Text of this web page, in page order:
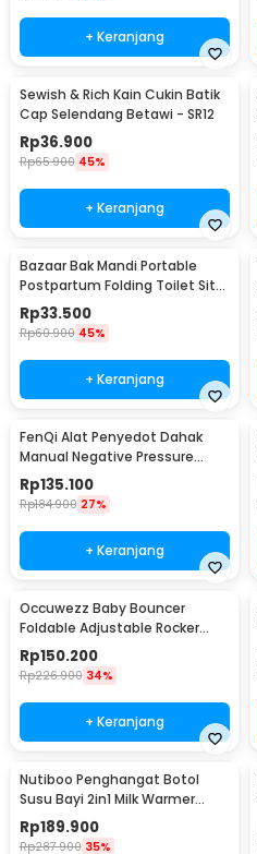
+ Keranjang
Sewish & Rich Kain Cukin Batik
Cap Selendang Betawi - SR12
Rp36.900
Rp65.900 45%
+ Keranjang
Bazaar Bak Mandi Portable
Postpartum Folding Toilet Sitz
Bath Bowl - BZ279
Rp33.500
Rp60.900 45%
+ Keranjang
FenQi Alat Penyedot Dahak
Manual Negative Pressure
Sputum Suction - ZS-I
Rp135.100
Rp184.900 27%
+ Keranjang
Occuwezz Baby Bouncer
Foldable Adjustable Rocker
Ayunan Bayi - OW40
Rp150.200
Rp226.900 34%
+ Keranjang
Nutiboo Penghangat Botol
Susu Bayi 2in1 Milk Warmer
Sterilizers - HJ-B01
Rp189.900
Rp287.900 35%